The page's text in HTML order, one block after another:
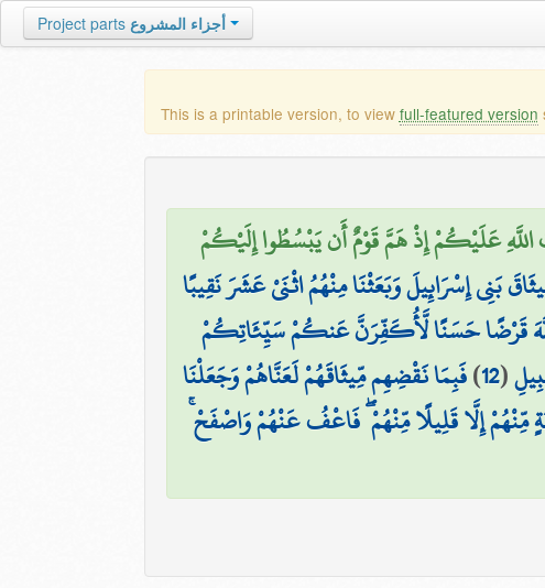
Project parts أجزاء المشروع
This is a printable version, to view full-featured version
اللَّهِ عَلَيْكُمْ إِذْ هَمَّ قَوْمٌ أَن يَبْسُطُوا إِلَيْكُمْ
بَنِي إِسْرَائِيلَ وَبَعَثْنَا مِنْهُمُ اثْنَيْ عَشَرَ نَقِيبًا
اللَّهَ قَرْضًا حَسَنًا لَّأُكَفِّرَنَّ عَنكُمْ سَيِّئَاتِكُمْ
(
12
)فَبِمَا نَقْضِهِم مِّيثَاقَهُمْ لَعَنَّاهُمْ وَجَعَلْنَا
مِّنْهُمْ إِلَّا قَلِيلًا مِّنْهُمْ ۖ فَاعْفُ عَنْهُمْ وَاصْفَحْ